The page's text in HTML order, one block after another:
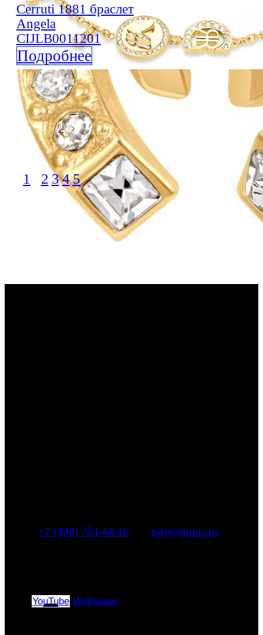
Cerruti 1881 браслет
Angela
CIJLB0011201
Подробнее
1 2 345
+7 (499) 754-44-16
info@lpirus.ru
YouTube Weitnauer